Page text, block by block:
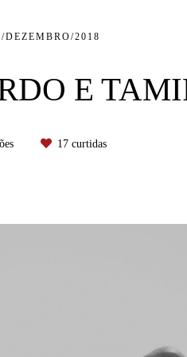
DEZEMBRO/2018
E
17curtidas